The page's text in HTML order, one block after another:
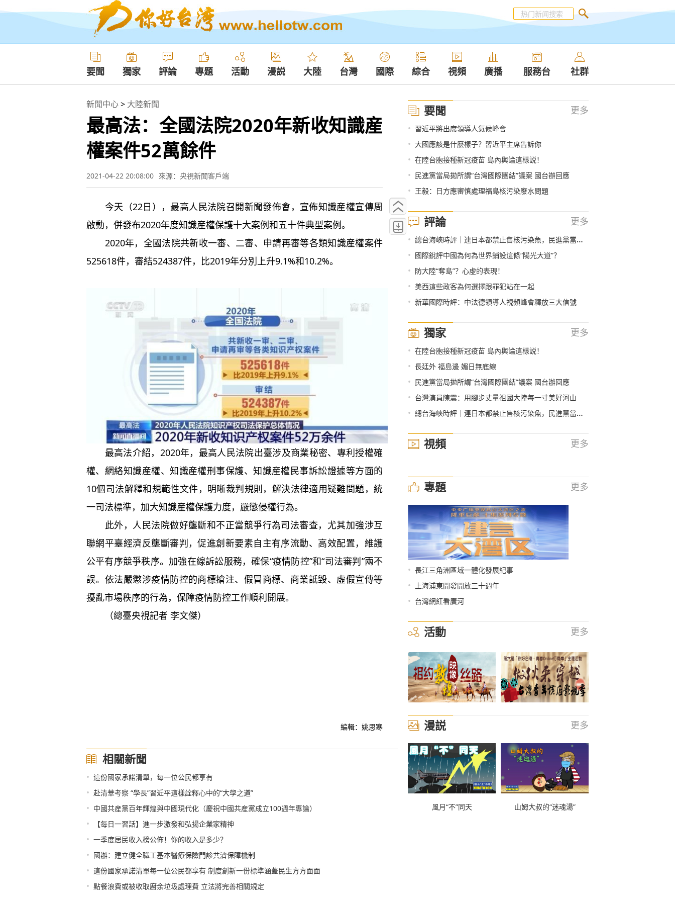
要聞 獨家 評論 專題 活動 漫説 大陸 台灣 國際 綜合 視頻 廣播 服務台 社群
新聞中心> 大陸新聞
最高法：全國法院2020年新收知識産
權案件52萬餘件
2021-04-22 20:08:00 來源：央視新聞客戶端
今天（22日），最高人民法院召開新聞發佈會，宣佈知識産權宣傳周
啟動，併發布2020年度知識産權保護十大案例和五十件典型案例。
2020年，全國法院共新收一審、二審、申請再審等各類知識産權案件
525618件，審結524387件，比2019年分別上升9.1%和10.2%。
最高法介紹，2020年，最高人民法院出臺涉及商業秘密、專利授權確
權、網絡知識産權、知識産權刑事保護、知識産權民事訴訟證據等方面的
10個司法解釋和規範性文件，明晰裁判規則，解決法律適用疑難問題，統
一司法標準，加大知識産權保護力度，嚴懲侵權行為。
此外，人民法院做好壟斷和不正當競爭行為司法審查，尤其加強涉互
聯網平臺經濟反壟斷審判，促進創新要素自主有序流動、高效配置，維護
公平有序競爭秩序。加強在線訴訟服務，確保“疫情防控”和“司法審判”兩不
誤。依法嚴懲涉疫情防控的商標搶注、假冒商標、商業詆毀、虛假宣傳等
擾亂市場秩序的行為，保障疫情防控工作順利開展。
（總臺央視記者 李文傑）
編輯：姚思寒
相關新聞
• 這份國家承諾清單，每一位公民都享有
• 赴清華考察 “學長”習近平這樣詮釋心中的“大學之道”
• 中國共産黨百年輝煌與中國現代化（慶祝中國共産黨成立100週年專論）
• 【每日一習話】進一步激發和弘揚企業家精神
• 一季度居民收入榜公佈！你的收入是多少？
• 國辦：建立健全職工基本醫療保險門診共濟保障機制
• 這份國家承諾清單每一位公民都享有 制度創新一份標準涵蓋民生方方面面
• 點餐浪費或被收取廚余垃圾處理費 立法將完善相關規定
要聞 更多
• 習近平將出席領導人氣候峰會
• 大國應該是什麼樣子？習近平主席告訴你
• 在陸台胞接種新冠疫苗 島內輿論這樣説！
• 民進黨當局拋所謂“台灣國際團結”議案 國台辦回應
• 王毅：日方應審慎處理福島核污染廢水問題
評論 更多
• 總台海峽時評｜連日本都禁止售核污染魚，民進黨當局還想搏命獻媚？
• 國際銳評中國為何為世界鋪設這條“陽光大道”？
• 防大陸“奪島”？心虛的表現！
• 美西這些政客為何選擇跟罪犯站在一起
• 新華國際時評：中法德領導人視頻峰會釋放三大信號
獨家 更多
• 在陸台胞接種新冠疫苗 島內輿論這樣説！
• 長廷外 福島邊 媚日無底線
• 民進黨當局拋所謂“台灣國際團結”議案 國台辦回應
• 台灣演員陳震：用腳步丈量祖國大陸每一寸美好河山
• 總台海峽時評｜連日本都禁止售核污染魚，民進黨當局還想搏命獻媚？
視頻 更多
專題 更多
• 長江三角洲區域一體化發展紀事
• 上海浦東開發開放三十週年
• 台灣網紅看廣河
活動 更多
漫説 更多
風月“不”同天 山姆大叔的“迷魂湯”